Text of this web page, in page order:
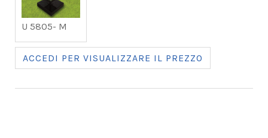
U 5805- M
ACCEDI PER VISUALIZZARE IL PREZZO